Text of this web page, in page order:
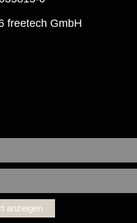
freetech GmbH
anzeigen